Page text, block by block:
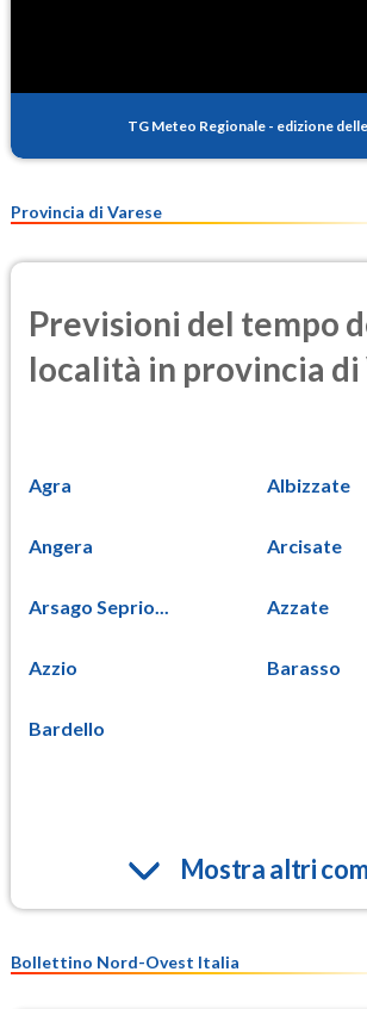
TG Meteo Regionale - edizione
Provincia di Varese
Previsioni del tempo
località in provincia di
Agra Albizzate
Angera Arcisate
Arsago Seprio... Azzate
Azzio Barasso
Bardello
Mostra altri
Bollettino Nord-Ovest Italia